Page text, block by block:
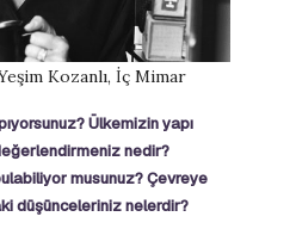
Kozanlı, İç Mimar
Ülkemizin yapı
nedir?
musunuz? Çevreye
düşünceleriniz nelerdir?